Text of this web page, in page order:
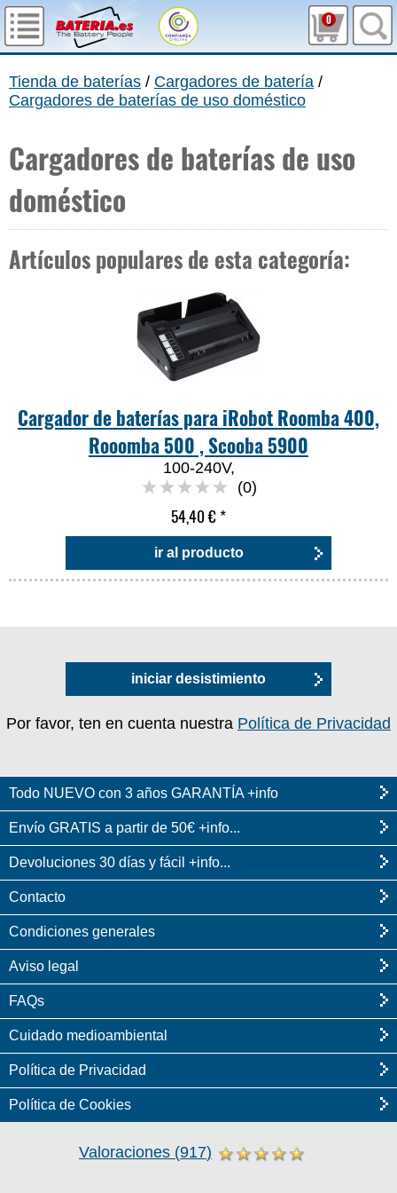
0
Tienda de baterías / Cargadores de batería /
Cargadores de baterías de uso doméstico
Cargadores de baterías de uso
doméstico
Artículos populares de esta categoría:
Cargador de baterías para iRobot Roomba 400,
Rooomba 500 , Scooba 5900
100-240V,
(0)
54,40 €*
ir al producto
iniciar desistimiento
Por favor, ten en cuenta nuestra Política de Privacidad
Todo NUEVO con 3 años GARANTÍA +info
Envío GRATIS a partir de 50€ +info...
Devoluciones 30 días y fácil +info...
Contacto
Condiciones generales
Aviso legal
FAQs
Cuidado medioambiental
Política de Privacidad
Política de Cookies
Valoraciones (917)